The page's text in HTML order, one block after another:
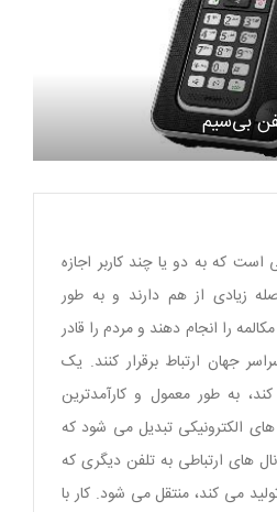
بی‌سیم
است که به دو یا چند کاربر اجازه
زیادی از هم دارند و به طور
را انجام دهند و مردم را قادر
جهان ارتباط برقرار کنند. یک
به طور معمول و کارآمدترین
الکترونیکی تبدیل می شود که
های ارتباطی به تلفن دیگری که
می کند، منتقل می شود. کار با